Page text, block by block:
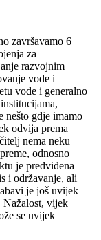
završavamo 6
za
razvojnim
vode i
vode i generalno
nešto gdje imamo
odvija prema
nema neku
odnosno
je predviđena
i održavanje, ali
je još uvijek
Nažalost, vijek
se uvijek